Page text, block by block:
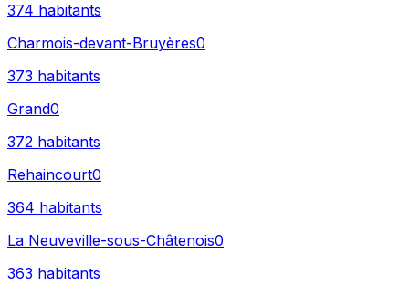
374 habitants
Charmois-devant-Bruyères0
373 habitants
Grand0
372 habitants
Rehaincourt0
364 habitants
La Neuveville-sous-Châtenois0
363 habitants